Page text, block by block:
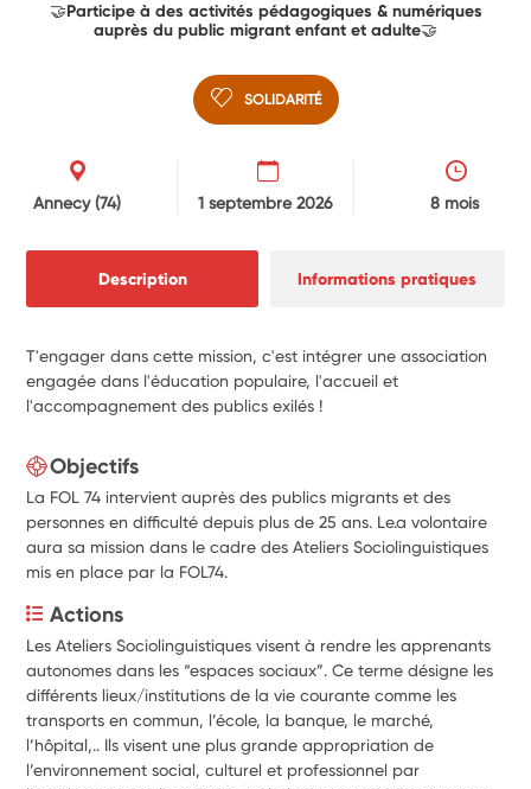
🤝Participe à des activités pédagogiques & numériques
auprès du public migrant enfant et adulte🤝
SOLIDARITÉ
Annecy(74) 1 septembre 2026 8 mois
Description Informations pratiques
T'engager dans cette mission, c'est intégrer une association
engagée dans l'éducation populaire, l'accueil et
l'accompagnement des publics exilés !
Objectifs
La FOL 74 intervient auprès des publics migrants et des
personnes en difficulté depuis plus de 25 ans. Le.a volontaire
aura sa mission dans le cadre des Ateliers Sociolinguistiques
mis en place par la FOL74.
Actions
Les Ateliers Sociolinguistiques visent à rendre les apprenants
autonomes dans les “espaces sociaux”. Ce terme désigne les
différents lieux/institutions de la vie courante comme les
transports en commun, l’école, la banque, le marché,
l’hôpital,.. Ils visent une plus grande appropriation de
l’environnement social, culturel et professionnel par